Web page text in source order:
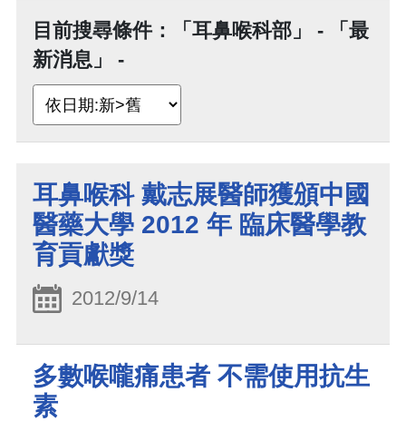
目前搜尋條件：「耳鼻喉科部」 - 「最
新消息」 -
耳鼻喉科 戴志展醫師獲頒中國
醫藥大學 2012 年 臨床醫學教
育貢獻獎
2012/9/14
多數喉嚨痛患者 不需使用抗生
素